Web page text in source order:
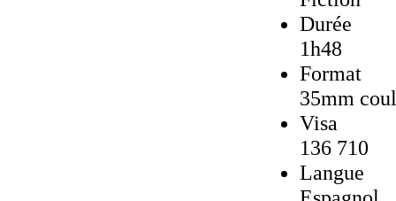
Durée
1h48
Format
35mm
Visa
136 710
Langue